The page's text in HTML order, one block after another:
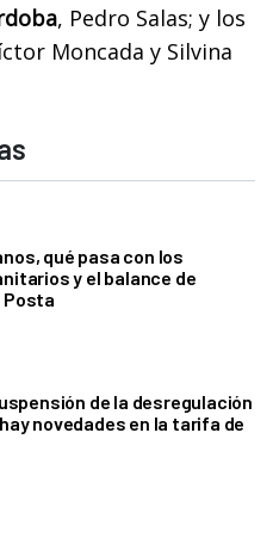
, Pedro Salas; y los
Moncada y Silvina
qué pasa con los
y el balance de
Posta
de la desregulación
novedades en la tarifa de